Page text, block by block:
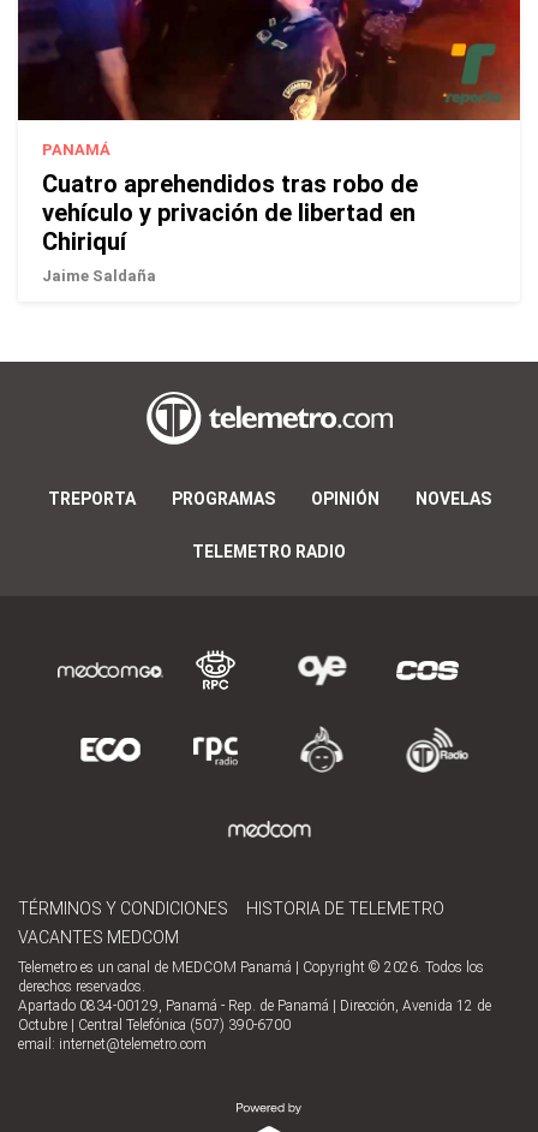
PANAMÁ
Cuatro aprehendidos tras robo de
vehículo y privación de libertad en
Chiriquí
Jaime Saldaña
TREPORTA PROGRAMAS OPINIÓN NOVELAS
TELEMETRO RADIO
TÉRMINOS Y CONDICIONES
HISTORIA DE TELEMETRO
VACANTES MEDCOM
Telemetro es un canal de MEDCOM Panamá | Copyright © 2026. Todos los
derechos reservados.
Apartado 0834-00129, Panamá - Rep. de Panamá | Dirección, Avenida 12 de
Octubre | Central Telefónica (507) 390-6700
email: internet@telemetro.com